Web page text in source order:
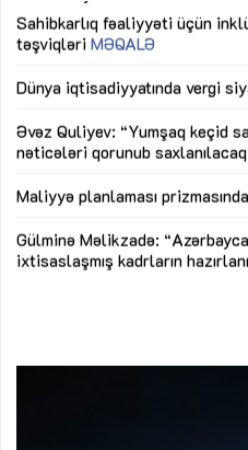
Sahibkarlıq fəaliyyəti üçün
təşviqləriMƏQALƏ
Dünya iqtisadiyyatında vergi
Əvəz Quliyev: “Yumşaq keçid
nəticələri qorunub
Maliyyə planlaması prizmasında
Gülminə Məlikzadə:
ixtisaslaşmış kadrların